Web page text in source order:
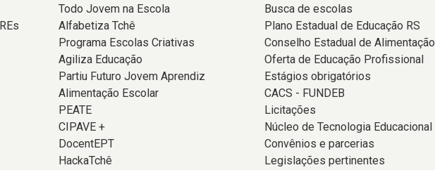
Todo Jovem na Escola
Alfabetiza Tchê
Programa Escolas Criativas
Agiliza Educação
Partiu Futuro Jovem Aprendiz
Alimentação Escolar
PEATE
CIPAVE +
DocentEPT
HackaTchê
Busca de escolas
Plano Estadual de Educação RS
Conselho Estadual de Alimentação
Oferta de Educação Profissional
Estágios obrigatórios
CACS - FUNDEB
Licitações
Núcleo de Tecnologia Educacional
Convênios e parcerias
Legislações pertinentes